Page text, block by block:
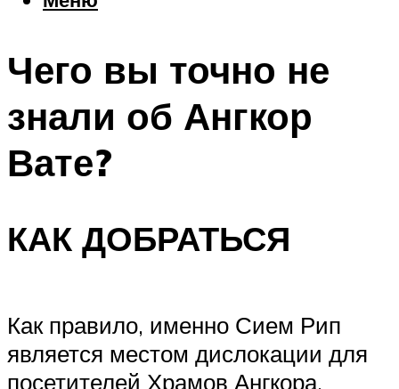
Шоппинг
Что посетить
Меню
Чего вы точно не
знали об Ангкор
Вате?
КАК ДОБРАТЬСЯ
Как правило, именно Сием Рип
является местом дислокации для
посетителей Храмов Ангкора.